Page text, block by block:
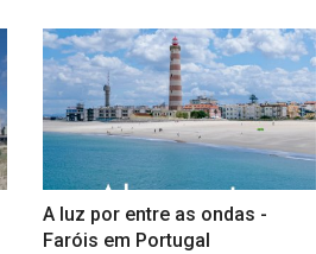
A luz por entre as ondas -
Faróis em Portugal
de Castro realiza-se nos dias
15 de Outubro